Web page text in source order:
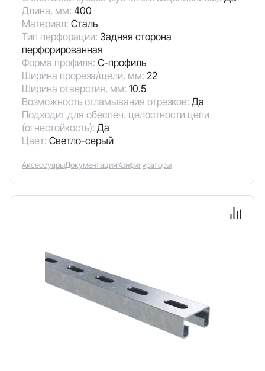
Длина, мм: 400
Материал: Сталь
Тип перфорации: Задняя сторона
перфорированная
Форма профиля: С-профиль
Ширина прореза/щели, мм: 22
Ширина отверстия, мм: 10.5
Возможность отламывания отрезков: Да
Подходит для обеспеч. целостности цепи
(огнестойкость): Да
Цвет: Светло-серый
АксессуарыДокументацияКонфигураторы